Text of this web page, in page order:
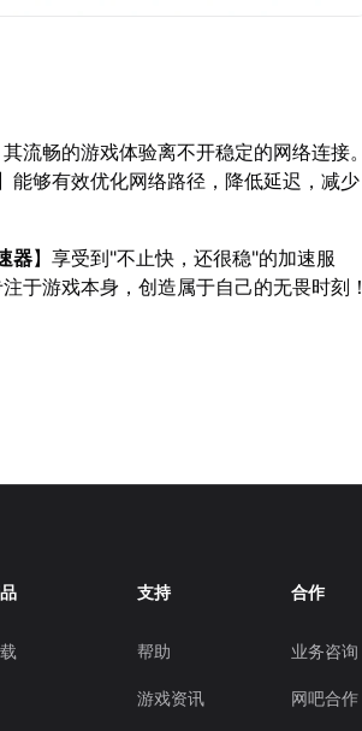
流畅的游戏体验离不开稳定的网络连接。
能够有效优化网络路径，降低延迟，减少
器】享受到"不止快，还很稳"的加速服
于游戏本身，创造属于自己的无畏时刻！
支持
帮助
游戏资讯
合作
业务咨询
网吧合作